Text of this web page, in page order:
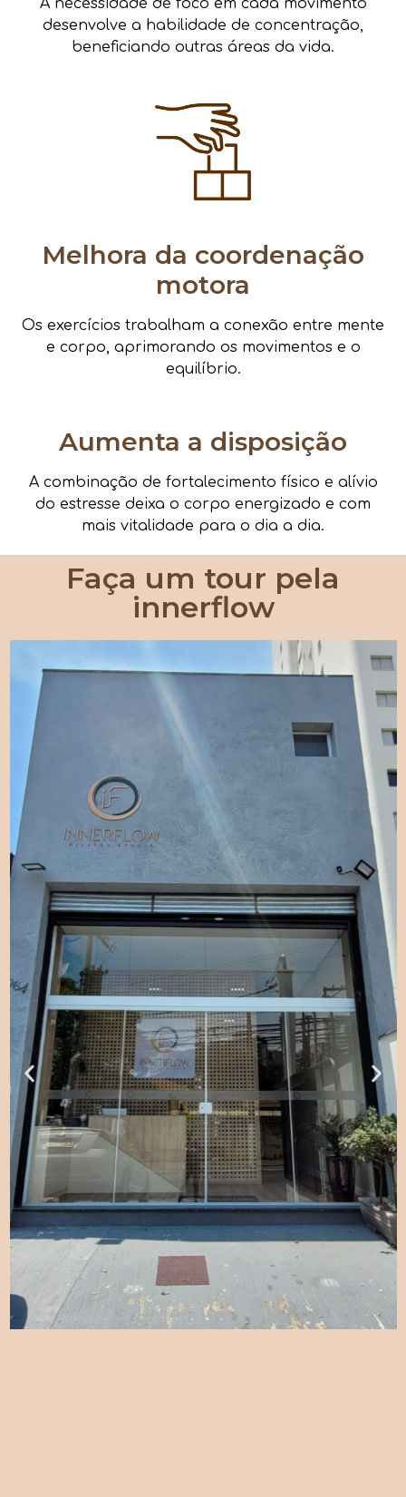
A necessidade de foco em cada movimento
desenvolve a habilidade de concentração,
beneficiando outras áreas da vida.
Melhora da coordenação
motora
Os exercícios trabalham a conexão entre mente
e corpo, aprimorando os movimentos e o
equilíbrio.
Aumenta a disposição
A combinação de fortalecimento físico e alívio
do estresse deixa o corpo energizado e com
mais vitalidade para o dia a dia.
Faça um tour pela
innerflow